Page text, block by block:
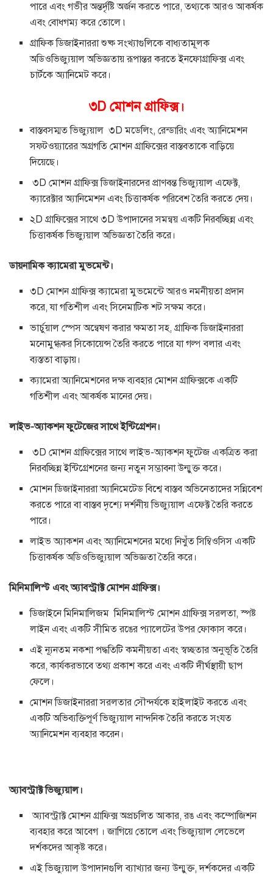
পারে এবং গভীর অন্তর্দৃষ্টি অর্জন করতে পারে, তথ্যকে আরও আকর্ষক
এবং বোধগম্য করে তোলে ৷
গ্রাফিক ডিজাইনাররা শুষ্ক সংখ্যাগুলিকে বাধ্যতামূলক
অডিওভিজ্যুয়াল অভিজ্ঞতায় রূপান্তর করতে ইনফোগ্রাফিক্স এবং
চার্টকে অ্যানিমেট করে।
৩D মোশন গ্রাফিক্স।
বাস্তবসম্মত ভিজ্যুয়াল ৩D মডেলিং, রেন্ডারিং এবং অ্যানিমেশন
সফ্টওয়্যারের অগ্রগতি মোশন গ্রাফিক্সের বাস্তবতাকে বাড়িয়ে
দিয়েছে।
৩D মোশন গ্রাফিক্স ডিজাইনারদের প্রাণবন্ত ভিজ্যুয়াল এফেক্ট,
ক্যারেক্টার অ্যানিমেশন এবং চিত্তাকর্ষক পরিবেশ তৈরি করতে দেয়।
২D গ্রাফিক্সের সাথে ৩D উপাদানের সমন্বয় একটি নিরবচ্ছিন্ন এবং
চিত্তাকর্ষক ভিজ্যুয়াল অভিজ্ঞতা তৈরি করে।
ডায়নামিক ক্যামেরা মুভমেন্ট।
৩D মোশন গ্রাফিক্স ক্যামেরা মুভমেন্টে আরও নমনীয়তা প্রদান
করে, যা গতিশীল এবং সিনেমাটিক শট সক্ষম করে।
ভার্চুয়াল স্পেস অন্বেষণ করার ক্ষমতা সহ, গ্রাফিক ডিজাইনাররা
মনোমুগ্ধকর সিকোয়েন্স তৈরি করতে পারে যা গল্প বলার এবং
ব্যস্ততা বাড়ায়।
ক্যামেরা অ্যানিমেশনের দক্ষ ব্যবহার মোশন গ্রাফিক্সকে একটি
গতিশীল এবং আকর্ষক মানের দেয়।
লাইভ-অ্যাকশন ফুটেজের সাথে ইন্টিগ্রেশন।
৩D মোশন গ্রাফিক্সের সাথে লাইভ-অ্যাকশন ফুটেজ একত্রিত করা
নিরবচ্ছিন্ন ইন্টিগ্রেশনের জন্য নতুন সম্ভাবনা উন্মুক্ত করে।
মোশন ডিজাইনাররা অ্যানিমেটেড বিশ্বে বাস্তব অভিনেতাদের সন্নিবেশ
করতে পারে বা বাস্তব দৃশ্যে দর্শনীয় ভিজ্যুয়াল এফেক্ট তৈরি করতে
পারে।
লাইভ অ্যাকশন এবং অ্যানিমেশনের মধ্যে নিখুঁত সিম্বিওসিস একটি
চিত্তাকর্ষক অডিওভিজ্যুয়াল অভিজ্ঞতা তৈরি করে।
মিনিমালিস্ট এবং অ্যাবস্ট্রাক্ট মোশন গ্রাফিক্স।
ডিজাইনে মিনিমালিজম মিনিমালিস্ট মোশন গ্রাফিক্স সরলতা, স্পষ্ট
লাইন এবং একটি সীমিত রঙের প্যালেটের উপর ফোকাস করে।
এই ন্যূনতম নকশা পদ্ধতিটি কমনীয়তা এবং স্বচ্ছতার অনুভূতি তৈরি
করে, কার্যকরভাবে তথ্য প্রকাশ করে এবং একটি দীর্ঘস্থায়ী ছাপ
ফেলে।
মোশন ডিজাইনাররা সরলতার সৌন্দর্যকে হাইলাইট করতে এবং
একটি অভিব্যক্তিপূর্ণ ভিজ্যুয়াল নান্দনিক তৈরি করতে সংযত
অ্যানিমেশন ব্যবহার করেন।
অ্যাবস্ট্রাক্ট ভিজ্যুয়াল।
অ্যাবস্ট্রাক্ট মোশন গ্রাফিক্স অপ্রচলিত আকার, রঙ এবং কম্পোজিশন
ব্যবহার করে আবেগ । জাগিয়ে তোলে এবং ভিজ্যুয়াল লেভেলে
দর্শকদের আকৃষ্ট করে।
এই ভিজ্যুয়াল উপাদানগুলি ব্যাখ্যার জন্য উন্মুক্ত, দর্শকদের একটি